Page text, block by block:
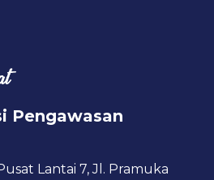
Pengawasan
Lantai 7, Jl. Pramuka